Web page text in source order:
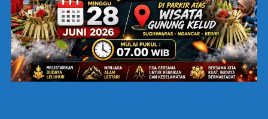
BERITA TERBARU TRENDING